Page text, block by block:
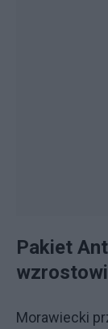
Pakiet
Morawiecki